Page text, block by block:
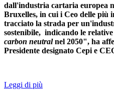
dall'industria cartaria europea
Bruxelles, in cui i Ceo delle più
tracciato la strada per
sostenibile, indicando le
carbon neutralnel 2050", ha
Presidente designato Cepi e
Leggi di più